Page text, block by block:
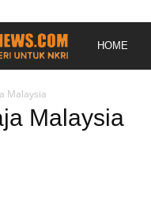
Merajut
HOME
Malaysia
Malaysia